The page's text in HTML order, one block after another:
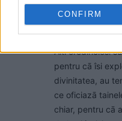
CONFIRM
înteleagā
vietii
simplitatea lor.
Alti credinciosi
pentru cā îsi
divinitatea, au
ce oficiazā
chiar, pentru cā